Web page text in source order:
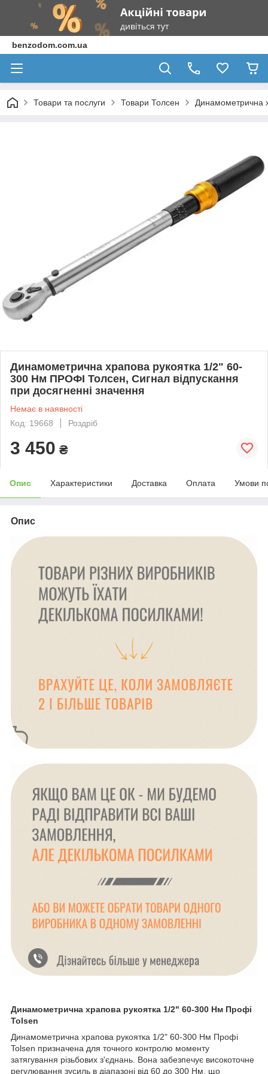
benzodom.com.ua
Товари та послуги Товари Толсен Динамометрична
Динамометрична храпова рукоятка 1/2" 60-
300 Нм ПРОФІ Толсен, Сигнал відпускання
при досягненні значення
Немає в наявності
Код: 19668
Роздріб
3 450 ₴
Опис Характеристики Доставка Оплата Умови
Опис
Динамометрична храпова рукоятка 1/2" 60-300 Нм Профі
Tolsen
Динамометрична храпова рукоятка 1/2" 60-300 Нм Профі
Tolsen призначена для точного контролю моменту
затягування різьбових з'єднань. Вона забезпечує високоточне
регулювання зусиль в діапазоні від 60 до 300 Нм, що